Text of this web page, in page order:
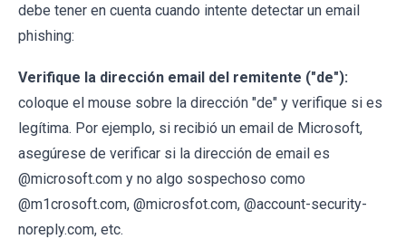
debe tener en cuenta cuando intente detectar un email
phishing:
Verifique la dirección email del remitente ("de"):
coloque el mouse sobre la dirección "de" y verifique si es
legítima. Por ejemplo, si recibió un email de Microsoft,
asegúrese de verificar si la dirección de email es
@microsoft.com y no algo sospechoso como
@m1crosoft.com, @microsfot.com, @account-security-
noreply.com, etc.